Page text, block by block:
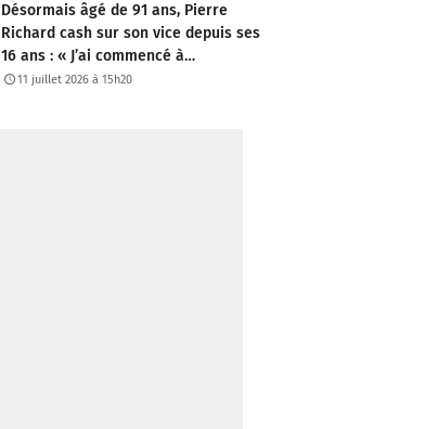
Désormais âgé de 91 ans, Pierre
Richard cash sur son vice depuis ses
16 ans : « J’ai commencé à…
11 juillet 2026 à 15h20